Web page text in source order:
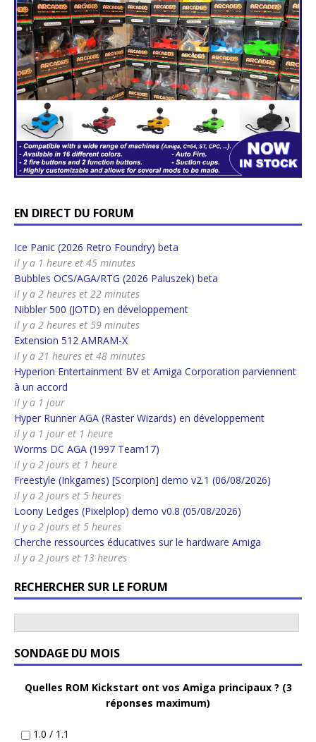
EN DIRECT DU FORUM
Ice Panic (2026 Retro Foundry) beta
il y a 1 heure et 45 minutes
Bubbles OCS/AGA/RTG (2026 Paluszek) beta
il y a 2 heures et 22 minutes
Nibbler 500 (JOTD) en développement
il y a 2 heures et 59 minutes
Extension 512 AMRAM-X
il y a 21 heures et 48 minutes
Hyperion Entertainment BV et Amiga Corporation parviennent
à un accord
il y a 1 jour
Hyper Runner AGA (Raster Wizards) en développement
il y a 1 jour et 1 heure
Worms DC AGA (1997 Team17)
il y a 2 jours et 1 heure
Freestyle (Inkgames) [Scorpion] demo v2.1 (06/08/2026)
il y a 2 jours et 5 heures
Loony Ledges (Pixelplop) demo v0.8 (05/08/2026)
il y a 2 jours et 5 heures
Cherche ressources éducatives sur le hardware Amiga
il y a 2 jours et 13 heures
RECHERCHER SUR LE FORUM
SONDAGE DU MOIS
Quelles ROM Kickstart ont vos Amiga principaux ? (3
réponses maximum)
1.0 / 1.1